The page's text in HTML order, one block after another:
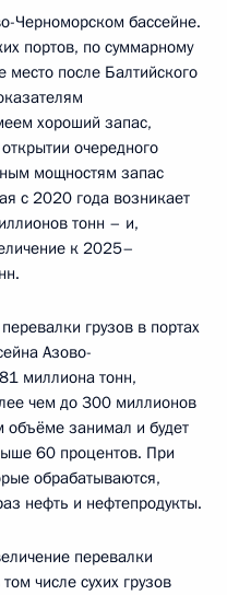
Черноморском бассейне.
портов, по суммарному
место после Балтийского
хороший запас,
очередного
мощностям запас
с 2020 года возникает
тонн – и,
к 2025–
грузов в портах
Азово-
миллиона тонн,
чем до 300 миллионов
занимал и будет
60 процентов. При
обрабатываются,
нефть и нефтепродукты.
перевалки
числе сухих грузов